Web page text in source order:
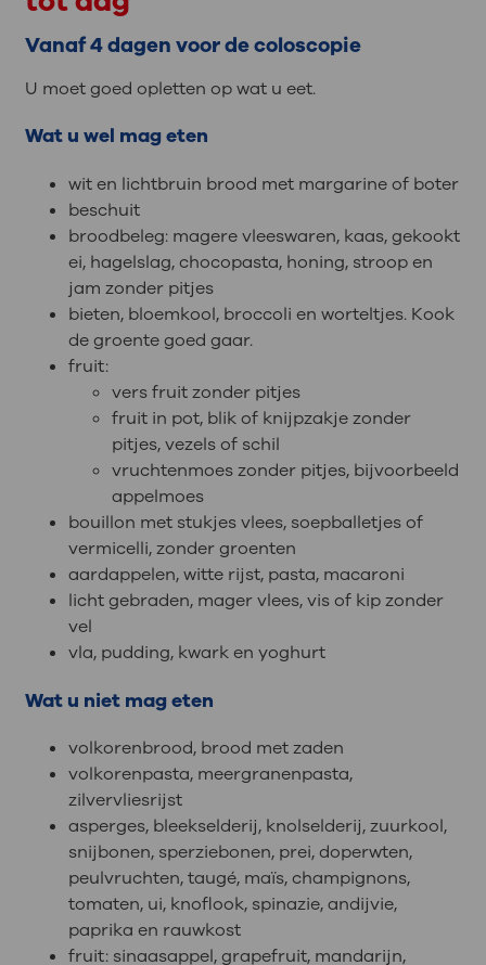
Vanaf 4 dagen voor de coloscopie
U moet goed opletten op wat u eet.
Wat u wel mag eten
wit en lichtbruin brood met margarine of boter
beschuit
broodbeleg: magere vleeswaren, kaas, gekookt
ei, hagelslag, chocopasta, honing, stroop en
jam zonder pitjes
bieten, bloemkool, broccoli en worteltjes. Kook
de groente goed gaar.
fruit:
vers fruit zonder pitjes
fruit in pot, blik of knijpzakje zonder
pitjes, vezels of schil
vruchtenmoes zonder pitjes, bijvoorbeeld
appelmoes
bouillon met stukjes vlees, soepballetjes of
vermicelli, zonder groenten
aardappelen, witte rijst, pasta, macaroni
licht gebraden, mager vlees, vis of kip zonder
vel
vla, pudding, kwark en yoghurt
Wat u niet mag eten
volkorenbrood, brood met zaden
volkorenpasta, meergranenpasta,
zilvervliesrijst
asperges, bleekselderij, knolselderij, zuurkool,
snijbonen, sperziebonen, prei, doperwten,
peulvruchten, taugé, maïs, champignons,
tomaten, ui, knoflook, spinazie, andijvie,
paprika en rauwkost
fruit: sinaasappel, grapefruit, mandarijn,